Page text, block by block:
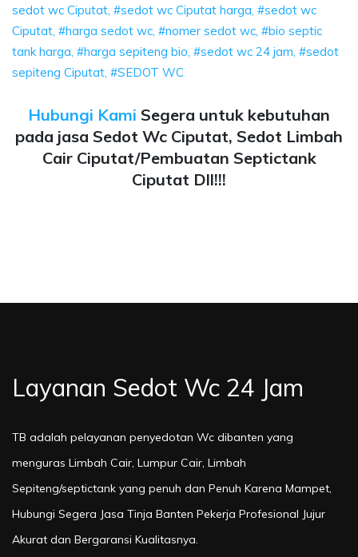
sedot wc Ciputat, #sedot wc Ciputat harga, #sedot wc
Ciputat, #harga sedot wc, #nomer sedot wc, #bio septic
tank harga, #harga sepiteng bio, #sedot wc 24 jam, #sedot
sepiteng Ciputat, #SEDOT WC
Hubungi Kami Segera untuk kebutuhan
pada jasa Sedot Wc Ciputat, Sedot Limbah
Cair Ciputat/Pembuatan Septictank
Ciputat Dll!!!
Layanan Sedot Wc 24 Jam
TB adalah pelayanan penyedotan Wc dibanten yang
menguras Limbah Cair, Lumpur Cair, Limbah
Sepiteng/septictank yang penuh dan Penuh Karena Mampet,
Hubungi Segera Jasa Tinja Banten Pekerja Profesional Jujur
Akurat dan Bergaransi Kualitasnya.